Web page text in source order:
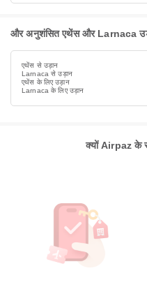
और अनुशंसित एथेंस और Larnaca
एथेंस से उड़ान
Larnaca से उड़ान
एथेंस के लिए उड़ान
Larnaca के लिए उड़ान
क्यों Airpaz के